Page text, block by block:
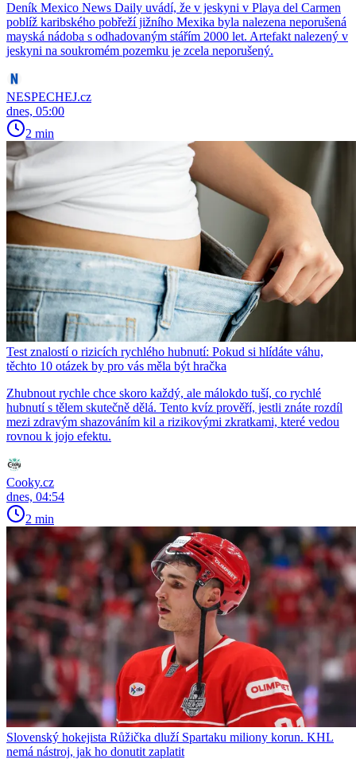
Deník Mexico News Daily uvádí, že v jeskyni v Playa del Carmen
poblíž karibského pobřeží jižního Mexika byla nalezena neporušená
mayská nádoba s odhadovaným stářím 2000 let. Artefakt nalezený v
jeskyni na soukromém pozemku je zcela neporušený.
NESPECHEJ.cz
dnes, 05:00
2 min
Test znalostí o rizicích rychlého hubnutí: Pokud si hlídáte váhu,
těchto 10 otázek by pro vás měla být hračka
Zhubnout rychle chce skoro každý, ale málokdo tuší, co rychlé
hubnutí s tělem skutečně dělá. Tento kvíz prověří, jestli znáte rozdíl
mezi zdravým shazováním kil a rizikovými zkratkami, které vedou
rovnou k jojo efektu.
Cooky.cz
dnes, 04:54
2 min
Slovenský hokejista Růžička dluží Spartaku miliony korun. KHL
nemá nástroj, jak ho donutit zaplatit